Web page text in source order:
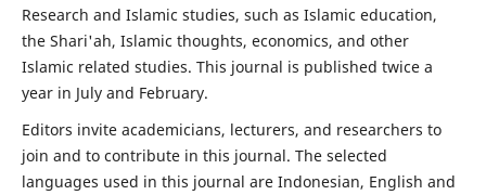
Research and Islamic studies, such as Islamic education,
the Shari'ah, Islamic thoughts, economics, and other
Islamic related studies. This journal is published twice a
year in July and February.
Editors invite academicians, lecturers, and researchers to
join and to contribute in this journal. The selected
languages used in this journal are Indonesian, English and